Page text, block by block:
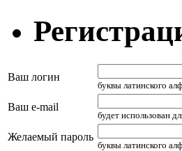
Ваш логин
буквы латинского
Ваш e-mail
будет использован
Желаемый пароль
буквы латинского